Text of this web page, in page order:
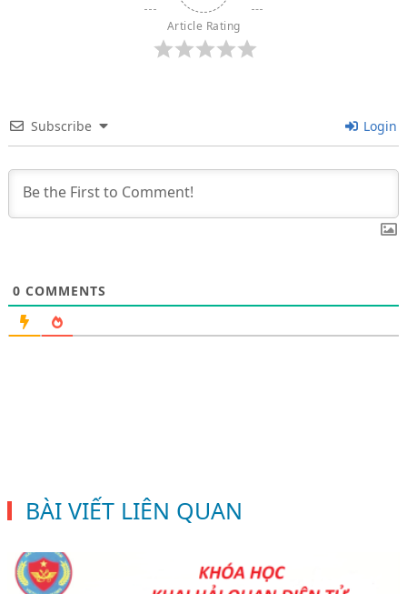
Article Rating
Subscribe Login
0 COMMENTS
BÀI VIẾT LIÊN QUAN